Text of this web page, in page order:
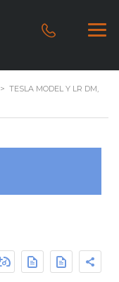
> TESLA MODEL Y LR DM,